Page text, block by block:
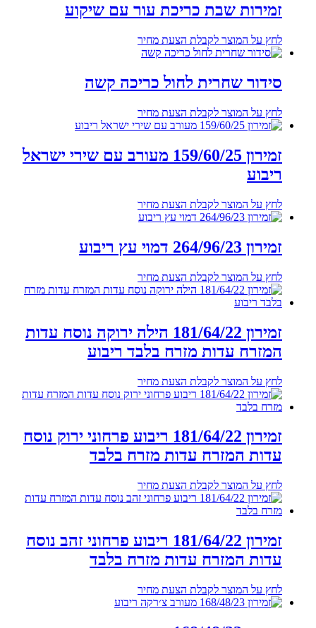
זמירות שבת כריכת עור עם שיקוע
לחץ על המוצר לקבלת הצעת מחיר
סידור שחרית לחול כריכה קשה
לחץ על המוצר לקבלת הצעת מחיר
זמירון 159/60/25 מעורב עם שירי ישראל
ריבוע
לחץ על המוצר לקבלת הצעת מחיר
זמירון 264/96/23 דמוי עץ ריבוע
לחץ על המוצר לקבלת הצעת מחיר
זמירון 181/64/22 הילה ירוקה נוסח עדות
המזרח עדות מזרח בלבד ריבוע
לחץ על המוצר לקבלת הצעת מחיר
זמירון 181/64/22 ריבוע פרחוני ירוק נוסח
עדות המזרח עדות מזרח בלבד
לחץ על המוצר לקבלת הצעת מחיר
זמירון 181/64/22 ריבוע פרחוני זהב נוסח
עדות המזרח עדות מזרח בלבד
לחץ על המוצר לקבלת הצעת מחיר